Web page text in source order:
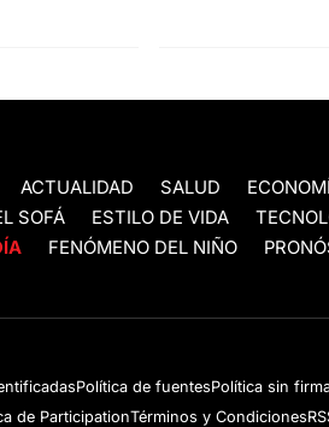
ACTUALIDAD SALUD
SOFÁ ESTILO DE VIDA
FENÓMENO DEL NIÑO
Política de fuentesPolítica sin
de ParticipationTérminos y Condiciones